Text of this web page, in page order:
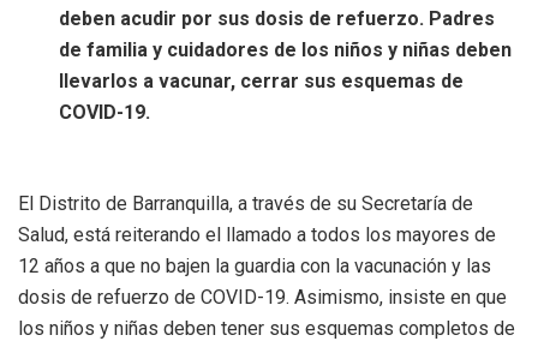
deben acudir por sus dosis de refuerzo. Padres
de familia y cuidadores de los niños y niñas deben
llevarlos a vacunar, cerrar sus esquemas de
COVID-19.
El Distrito de Barranquilla, a través de su Secretaría de
Salud, está reiterando el llamado a todos los mayores de
12 años a que no bajen la guardia con la vacunación y las
dosis de refuerzo de COVID-19. Asimismo, insiste en que
los niños y niñas deben tener sus esquemas completos de